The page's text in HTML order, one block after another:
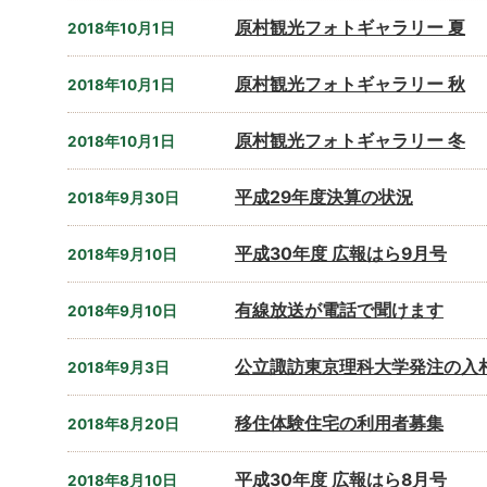
2018年10月1日 原村観光フォトギャラリー 夏
2018年10月1日 原村観光フォトギャラリー 秋
2018年10月1日 原村観光フォトギャラリー 冬
2018年9月30日 平成29年度決算の状況
2018年9月10日 平成30年度 広報はら9月号
2018年9月10日 有線放送が電話で聞けます
2018年9月3日 公立諏訪東京理科大学発注の入
2018年8月20日 移住体験住宅の利用者募集
2018年8月10日 平成30年度 広報はら8月号